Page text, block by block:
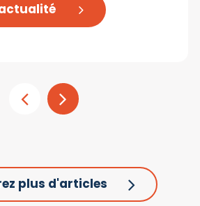
plus d'articles